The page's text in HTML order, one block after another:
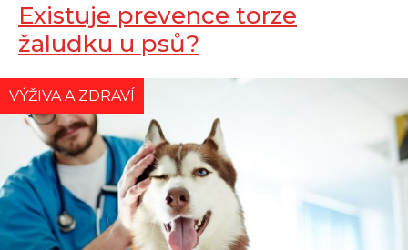
Existuje prevence torze
žaludku u psů?
VÝŽIVA A ZDRAVÍ